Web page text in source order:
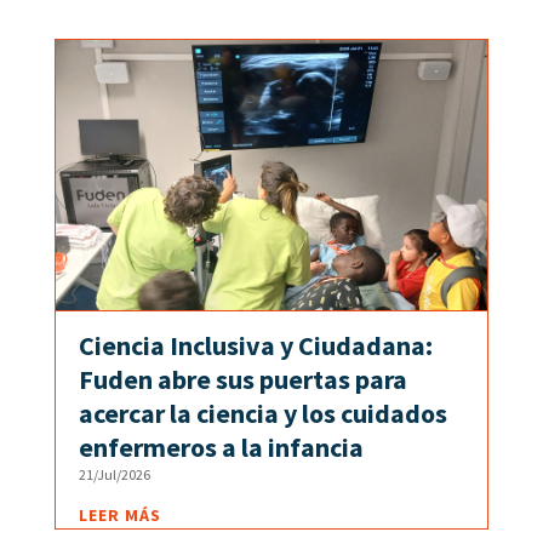
Ciencia Inclusiva y Ciudadana:
Fuden abre sus puertas para
acercar la ciencia y los cuidados
enfermeros a la infancia
21/Jul/2026
LEER MÁS